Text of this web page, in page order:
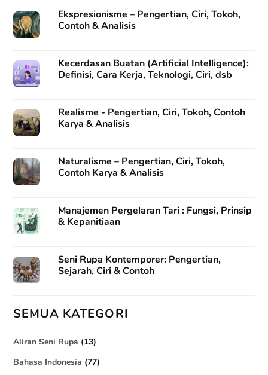
Ekspresionisme – Pengertian, Ciri, Tokoh,
Contoh & Analisis
Kecerdasan Buatan (Artificial Intelligence):
Definisi, Cara Kerja, Teknologi, Ciri, dsb
Realisme - Pengertian, Ciri, Tokoh, Contoh
Karya & Analisis
Naturalisme – Pengertian, Ciri, Tokoh,
Contoh Karya & Analisis
Manajemen Pergelaran Tari : Fungsi, Prinsip
& Kepanitiaan
Seni Rupa Kontemporer: Pengertian,
Sejarah, Ciri & Contoh
SEMUA KATEGORI
Aliran Seni Rupa (13)
Bahasa Indonesia (77)